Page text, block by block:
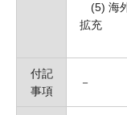
(5) 海
拡充
付記
事項
－